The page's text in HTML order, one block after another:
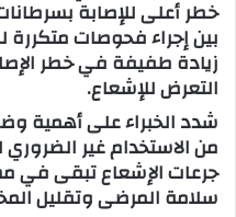
خطر أعلى للإصابة
بين إجراء فحوصات
زيادة طفيفة في خطر
التعرض للإشعاع.
شدد الخبراء على أهمية
من الاستخدام غير
جرعات الإشعاع تبقى في
سلامة المرضى وتقليل